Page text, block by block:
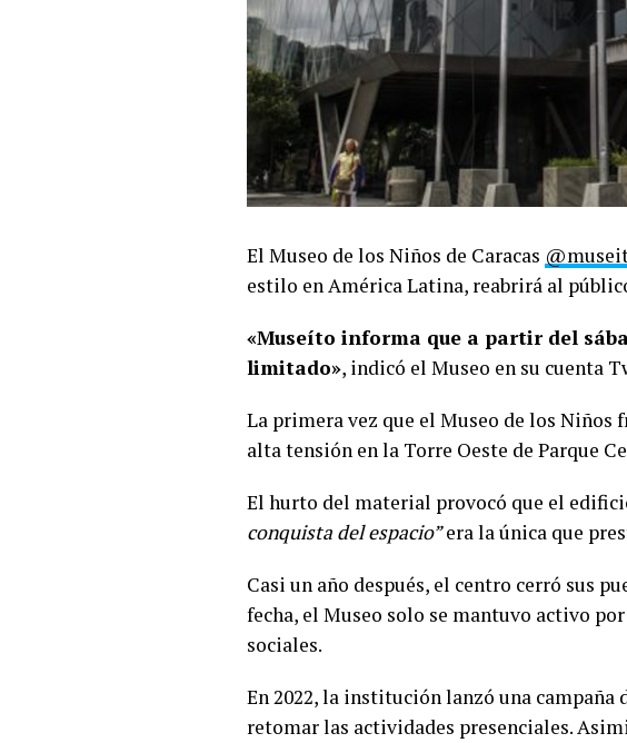
El Museo de los Niños de Caracas
estilo en América Latina, reabrirá al
«Museíto informa que a partir del
limitado», indicó el Museo en su cuenta
La primera vez que el Museo de los Niños
alta tensión en la Torre Oeste de Parque
El hurto del material provocó que el
conquista del espacio”era la única que
Casi un año después, el centro cerró sus
fecha, el Museo solo se mantuvo activo
sociales.
En 2022, la institución lanzó una
retomar las actividades presenciales.